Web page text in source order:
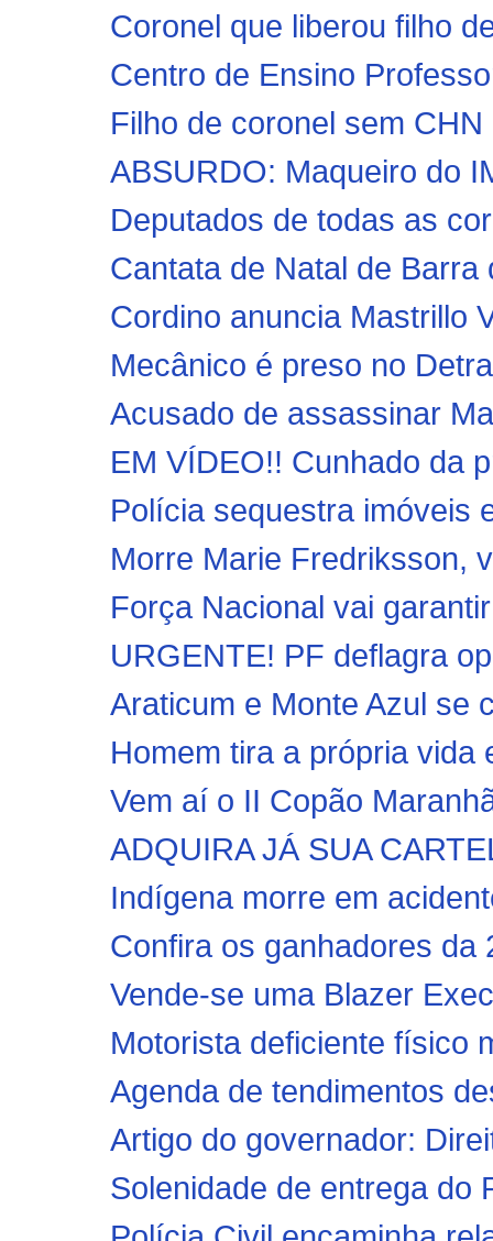
Coronel que liberou filho
Centro de Ensino
Filho de coronel sem
ABSURDO: Maqueiro do
Deputados de todas as
Cantata de Natal de
Cordino anuncia Mastrillo
Mecânico é preso no
Acusado de assassinar
EM VÍDEO!! Cunhado da
Polícia sequestra imóveis
Morre Marie Fredriksson,
Força Nacional vai
URGENTE! PF deflagra
Araticum e Monte Azul se
Homem tira a própria vida
Vem aí o II Copão
ADQUIRA JÁ SUA
Indígena morre em
Confira os ganhadores da
Vende-se uma Blazer
Motorista deficiente físico
Agenda de tendimentos
Artigo do governador:
Solenidade de entrega do